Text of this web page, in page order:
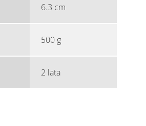
6.3 cm
500 g
2 lata